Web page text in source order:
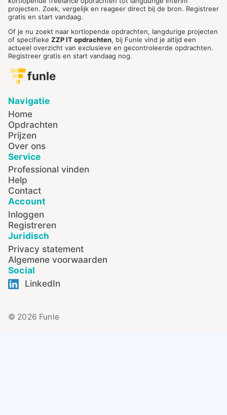
projecten. Zoek, vergelijk en reageer direct bij de bron. Registreer
gratis en start vandaag.
Of je nu zoekt naar kortlopende opdrachten, langdurige projecten
of specifieke ZZP IT opdrachten, bij Funle vind je altijd een
actueel overzicht van exclusieve en gecontroleerde opdrachten.
Registreer gratis en start vandaag nog.
funle
Navigatie
Home
Opdrachten
Prijzen
Over ons
Service
Professional vinden
Help
Contact
Account
Inloggen
Registreren
Juridisch
Privacy statement
Algemene voorwaarden
Social
LinkedIn
© 2026 Funle